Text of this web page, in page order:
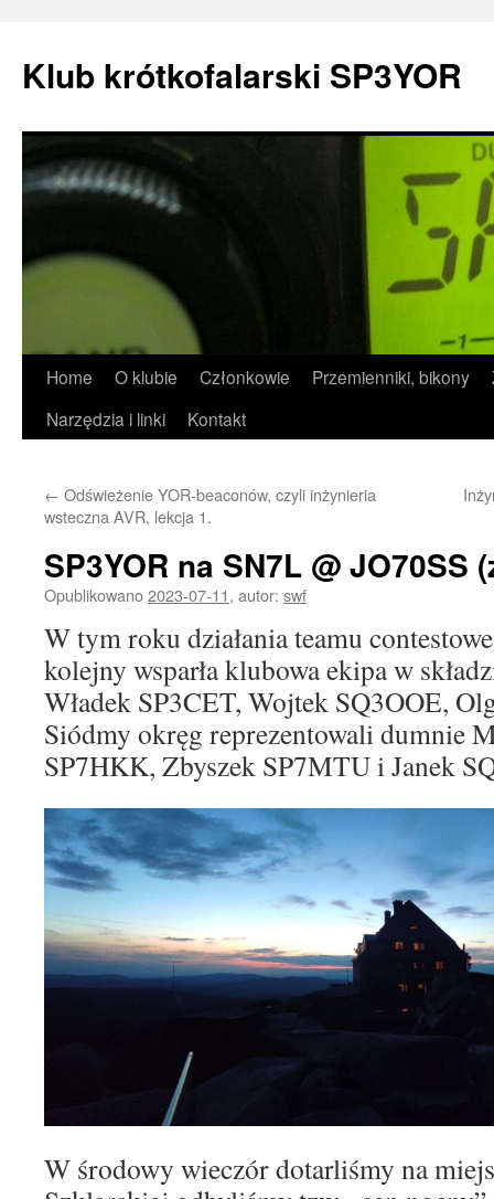
treści
Klub krótkofalarski SP3YOR
Home O klubie Członkowie Przemienniki, bikony
Narzędzia i linki
Kontakt
← Odświeżenie YOR-beaconów, czyli inżynieria
wsteczna AVR, lekcja 1.
SP3YOR na SN7L @ JO70SS
Opublikowano2023-07-11, autor: swf
W tym roku działania teamu
kolejny wsparła klubowa ekipa w
Władek SP3CET, Wojtek SQ3OOE,
Siódmy okręg reprezentowali dumnie
SP7HKK, Zbyszek SP7MTU i Janek
W środowy wieczór dotarliśmy na